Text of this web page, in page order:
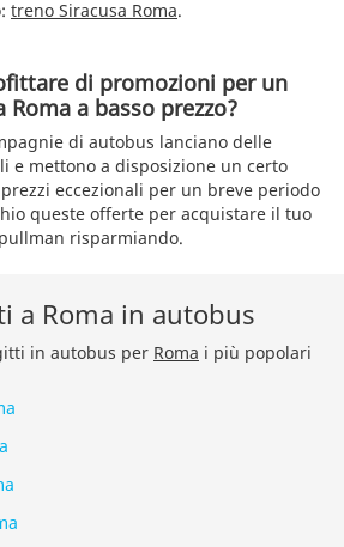
treno Siracusa Roma.
di promozioni per un
a basso prezzo?
di autobus lanciano delle
e mettono a disposizione un certo
eccezionali per un breve periodo
queste offerte per acquistare il tuo
risparmiando.
a Roma in autobus
in autobus per Roma i più popolari